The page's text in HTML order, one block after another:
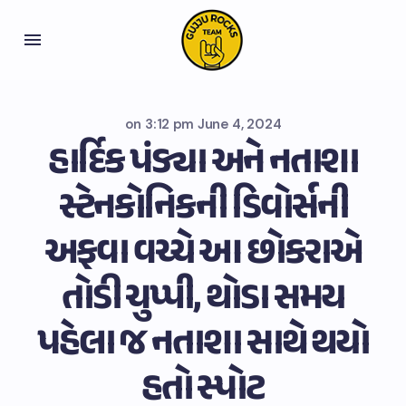
on 3:12 pm June 4, 2024
હાર્દિક પંડ્યા અને નતાશા
સ્ટેનકોનિકની ડિવોર્સની
અફવા વચ્ચે આ છોકરાએ
તોડી ચુપ્પી, થોડા સમય
પહેલા જ નતાશા સાથે થયો
હતો સ્પોટ